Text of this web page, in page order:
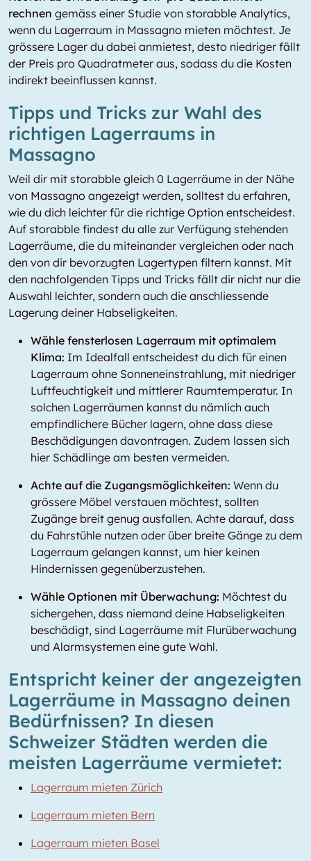
rechnen gemäss einer Studie von storabble Analytics,
wenn du Lagerraum in Massagno mieten möchtest. Je
grössere Lager du dabei anmietest, desto niedriger fällt
der Preis pro Quadratmeter aus, sodass du die Kosten
indirekt beeinflussen kannst.
Tipps und Tricks zur Wahl des
richtigen Lagerraums in
Massagno
Weil dir mit storabble gleich 0 Lagerräume in der Nähe
von Massagno angezeigt werden, solltest du erfahren,
wie du dich leichter für die richtige Option entscheidest.
Auf storabble findest du alle zur Verfügung stehenden
Lagerräume, die du miteinander vergleichen oder nach
den von dir bevorzugten Lagertypen filtern kannst. Mit
den nachfolgenden Tipps und Tricks fällt dir nicht nur die
Auswahl leichter, sondern auch die anschliessende
Lagerung deiner Habseligkeiten.
Wähle fensterlosen Lagerraum mit optimalem
Klima: Im Idealfall entscheidest du dich für einen
Lagerraum ohne Sonneneinstrahlung, mit niedriger
Luftfeuchtigkeit und mittlerer Raumtemperatur. In
solchen Lagerräumen kannst du nämlich auch
empfindlichere Bücher lagern, ohne dass diese
Beschädigungen davontragen. Zudem lassen sich
hier Schädlinge am besten vermeiden.
Achte auf die Zugangsmöglichkeiten: Wenn du
grössere Möbel verstauen möchtest, sollten
Zugänge breit genug ausfallen. Achte darauf, dass
du Fahrstühle nutzen oder über breite Gänge zu dem
Lagerraum gelangen kannst, um hier keinen
Hindernissen gegenüberzustehen.
Wähle Optionen mit Überwachung: Möchtest du
sichergehen, dass niemand deine Habseligkeiten
beschädigt, sind Lagerräume mit Flurüberwachung
und Alarmsystemen eine gute Wahl.
Entspricht keiner der angezeigten
Lagerräume in Massagno deinen
Bedürfnissen? In diesen
Schweizer Städten werden die
meisten Lagerräume vermietet:
Lagerraum mieten Zürich
Lagerraum mieten Bern
Lagerraum mieten Basel